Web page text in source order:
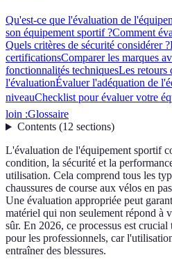
Qu'est-ce que l'évaluation de
son équipement sportif ?Comment
Quels critères de sécurité considérer ?
certificationsComparer les marques
fonctionnalités techniquesLes retours
l'évaluationÉvaluer l'adéquation de
niveauChecklist pour évaluer votre
loin :Glossaire
Contents(12 sections)
L'évaluation de l'équipement sportif
condition, la sécurité et la
utilisation. Cela comprend tous les
chaussures de course aux vélos en
Une évaluation appropriée peut
matériel qui non seulement répond à
sûr. En 2026, ce processus est
pour les professionnels, car
entraîner des blessures.